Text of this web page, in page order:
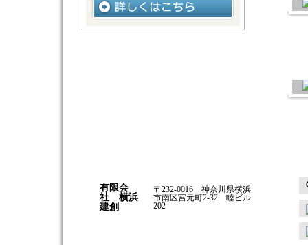
有限会
社 横浜
建創
〒232-0016 神奈川県横浜
市南区宮元町2-32 睦ビル
202